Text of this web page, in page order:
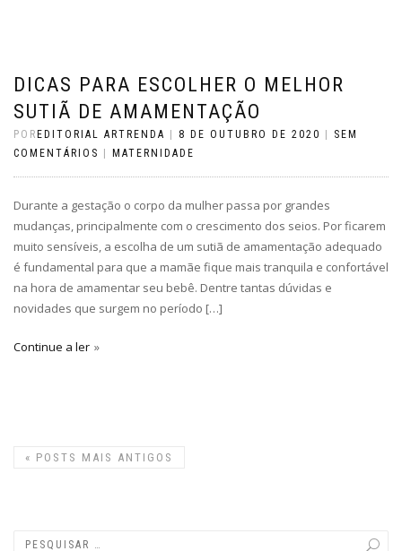
DICAS PARA ESCOLHER O MELHOR
SUTIÃ DE AMAMENTAÇÃO
POREDITORIAL ARTRENDA | 8 DE OUTUBRO DE 2020 | SEM
COMENTÁRIOS | MATERNIDADE
Durante a gestação o corpo da mulher passa por grandes
mudanças, principalmente com o crescimento dos seios. Por ficarem
muito sensíveis, a escolha de um sutiã de amamentação adequado
é fundamental para que a mamãe fique mais tranquila e confortável
na hora de amamentar seu bebê. Dentre tantas dúvidas e
novidades que surgem no período […]
Continue a ler
« POSTS MAIS ANTIGOS